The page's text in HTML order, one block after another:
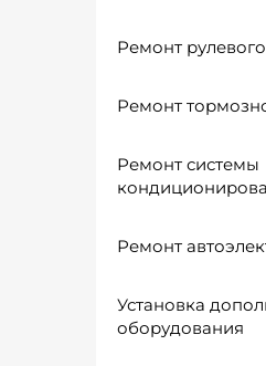
Ремонт
Ремонт
Ремонт системы
Ремонт
Установка
оборудования